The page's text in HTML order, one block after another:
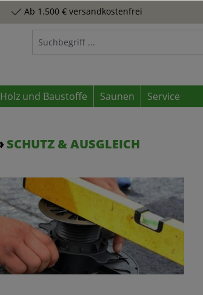
Ab 1.500 € versandkostenfrei
Holz und Baustoffe Saunen Service
SCHUTZ & AUSGLEICH